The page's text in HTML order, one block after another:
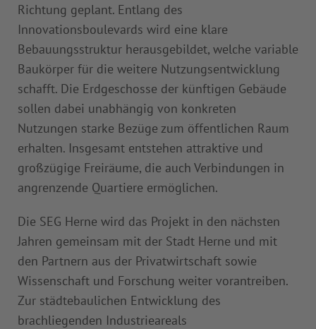
Richtung geplant. Entlang des
Innovationsboulevards wird eine klare
Bebauungsstruktur herausgebildet, welche variable
Baukörper für die weitere Nutzungsentwicklung
schafft. Die Erdgeschosse der künftigen Gebäude
sollen dabei unabhängig von konkreten
Nutzungen starke Bezüge zum öffentlichen Raum
erhalten. Insgesamt entstehen attraktive und
großzügige Freiräume, die auch Verbindungen in
angrenzende Quartiere ermöglichen.
Die SEG Herne wird das Projekt in den nächsten
Jahren gemeinsam mit der Stadt Herne und mit
den Partnern aus der Privatwirtschaft sowie
Wissenschaft und Forschung weiter vorantreiben.
Zur städtebaulichen Entwicklung des
brachliegenden Industrieareals